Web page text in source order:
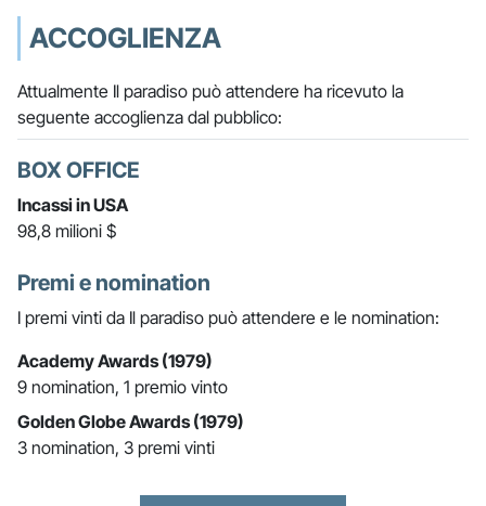
ACCOGLIENZA
Attualmente Il paradiso può attendere ha ricevuto la
seguente accoglienza dal pubblico:
BOX OFFICE
Incassi in USA
98,8 milioni $
Premi e nomination
I premi vinti da Il paradiso può attendere e le nomination:
Academy Awards (1979)
9 nomination, 1 premio vinto
Golden Globe Awards (1979)
3 nomination, 3 premi vinti